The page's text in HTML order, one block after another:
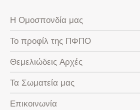
Η Ομοσπονδία μας
Το προφίλ της ΠΦΠΟ
Θεμελιώδεις Αρχές
Τα Σωματεία μας
Επικοινωνία